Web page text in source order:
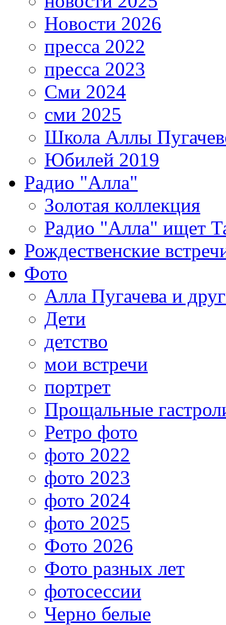
Новости 2026
пресса 2022
пресса 2023
Сми 2024
сми 2025
Школа Аллы
Юбилей 2019
Радио "Алла"
Золотая коллекция
Радио "Алла" ищет
Рождественские
Фото
Алла Пугачева и
Дети
детство
мои встречи
портрет
Прощальные
Ретро фото
фото 2022
фото 2023
фото 2024
фото 2025
Фото 2026
Фото разных лет
фотосессии
Черно белые